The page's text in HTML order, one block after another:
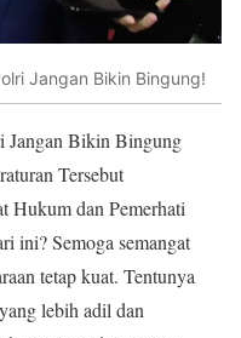
Jangan Bikin Bingung!
Jangan Bikin Bingung
Tersebut
Hukum dan Pemerhati
ini? Semoga semangat
tetap kuat. Tentunya
lebih adil dan